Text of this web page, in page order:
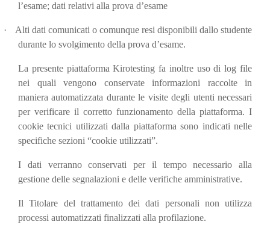
l’esame; dati relativi alla prova d’esame
·
Alti dati comunicati o comunque resi disponibili dallo studente
durante lo svolgimento della prova d’esame.
La presente piattaforma Kirotesting fa inoltre uso di log file
nei quali vengono conservate informazioni raccolte in
maniera automatizzata durante le visite degli utenti necessari
per verificare il corretto funzionamento della piattaforma. I
cookie tecnici utilizzati dalla piattaforma sono indicati nelle
specifiche sezioni “cookie utilizzati”.
I dati verranno conservati per il tempo necessario alla
gestione delle segnalazioni e delle verifiche amministrative.
Il Titolare del trattamento dei dati personali non utilizza
processi automatizzati finalizzati alla profilazione.